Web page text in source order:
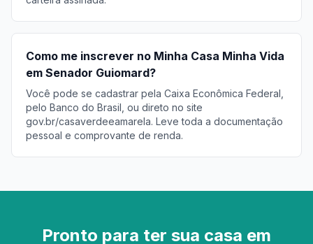
Como me inscrever no Minha Casa Minha Vida
em Senador Guiomard?
Você pode se cadastrar pela Caixa Econômica Federal,
pelo Banco do Brasil, ou direto no site
gov.br/casaverdeeamarela. Leve toda a documentação
pessoal e comprovante de renda.
Pronto para ter sua casa em